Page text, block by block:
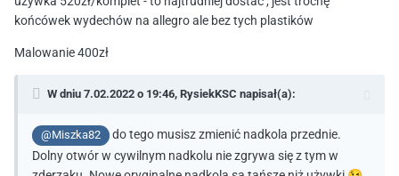
końcówek wydechów na allegro ale bez tych plastików
Malowanie 400zł
W dniu 7.02.2022 o 19:46, RysiekKSC napisał(a):
@Miszka82
do tego musisz zmienić nadkola przednie.
Dolny otwór w cywilnym nadkolu nie zgrywa się z tym w